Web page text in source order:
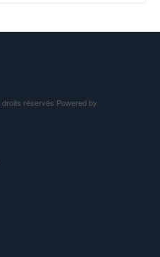
réservés Powered by